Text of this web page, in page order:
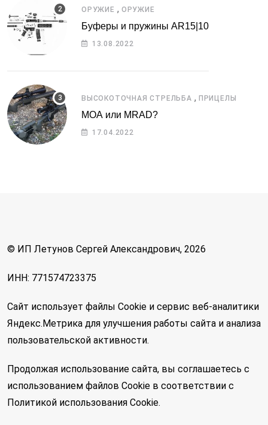
ОРУЖИЕ , ОРУЖИЕ
Буферы и пружины AR15|10
13.08.2022
ВЫСОКОТОЧНАЯ СТРЕЛЬБА , ПРИЦЕЛЫ
МОА или MRAD?
17.04.2022
© ИП Летунов Сергей Александрович, 2026
ИНН: 771574723375
Сайт использует файлы Cookie и сервис веб-аналитики
Яндекс.Метрика для улучшения работы сайта и анализа
пользовательской активности.
Продолжая использование сайта, вы соглашаетесь с
использованием файлов Cookie в соответствии с
Политикой использования Cookie.